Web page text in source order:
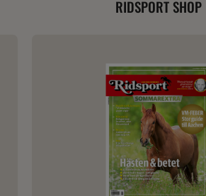
RIDSPORT SHOP